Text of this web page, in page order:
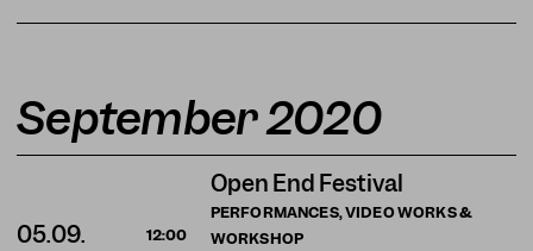
September 2020
Open End Festival
PERFORMANCES, VIDEO WORKS &
WORKSHOP
05.09.
12:00